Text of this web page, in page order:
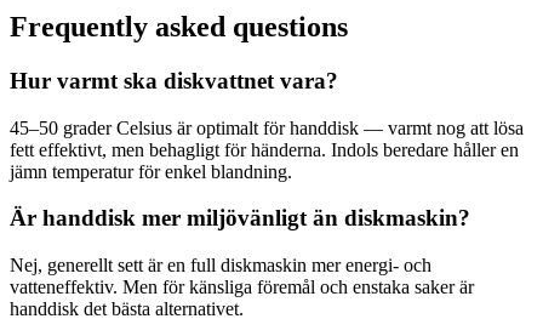
Frequently asked questions
Hur varmt ska diskvattnet vara?
45–50 grader Celsius är optimalt för handdisk — varmt nog att lösa
fett effektivt, men behagligt för händerna. Indols beredare håller en
jämn temperatur för enkel blandning.
Är handdisk mer miljövänligt än diskmaskin?
Nej, generellt sett är en full diskmaskin mer energi- och
vatteneffektiv. Men för känsliga föremål och enstaka saker är
handdisk det bästa alternativet.